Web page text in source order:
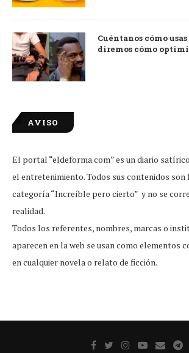
Cuéntanos cómo
diremos cómo
AVISO
El portal “eldeforma.com” es un diario
el entretenimiento. Todos sus contenidos
categoría “Increíble pero cierto” y no se
realidad.
Todos los referentes, nombres, marcas o
aparecen en la web se usan como elementos
en cualquier novela o relato de ficción.